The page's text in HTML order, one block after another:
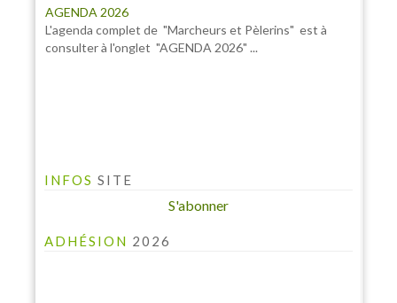
consulter à l'onglet "AGENDA 2026" ...
INFOS SITE
S'abonner
ADHÉSION 2026